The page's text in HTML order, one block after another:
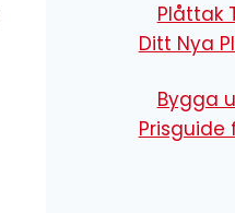
Plåttak
Ditt Nya
Bygga
Prisguide